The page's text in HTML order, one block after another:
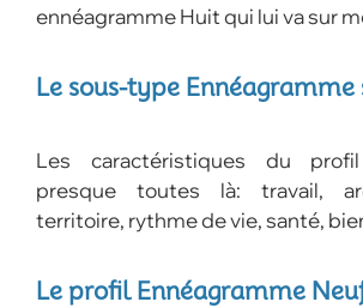
ennéagramme Huit qui lui va sur
Le sous-type Ennéagramme
Les caractéristiques du
presque toutes là: travail,
territoire, rythme de vie, santé,
Le profil Ennéagramme